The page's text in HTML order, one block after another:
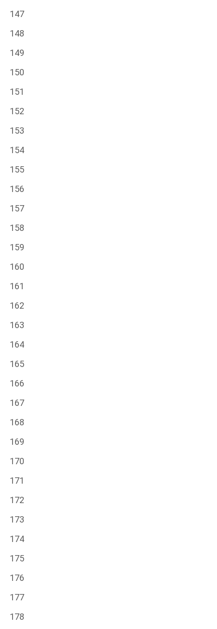
147
148
149
150
151
152
153
154
155
156
157
158
159
160
161
162
163
164
165
166
167
168
169
170
171
172
173
174
175
176
177
178